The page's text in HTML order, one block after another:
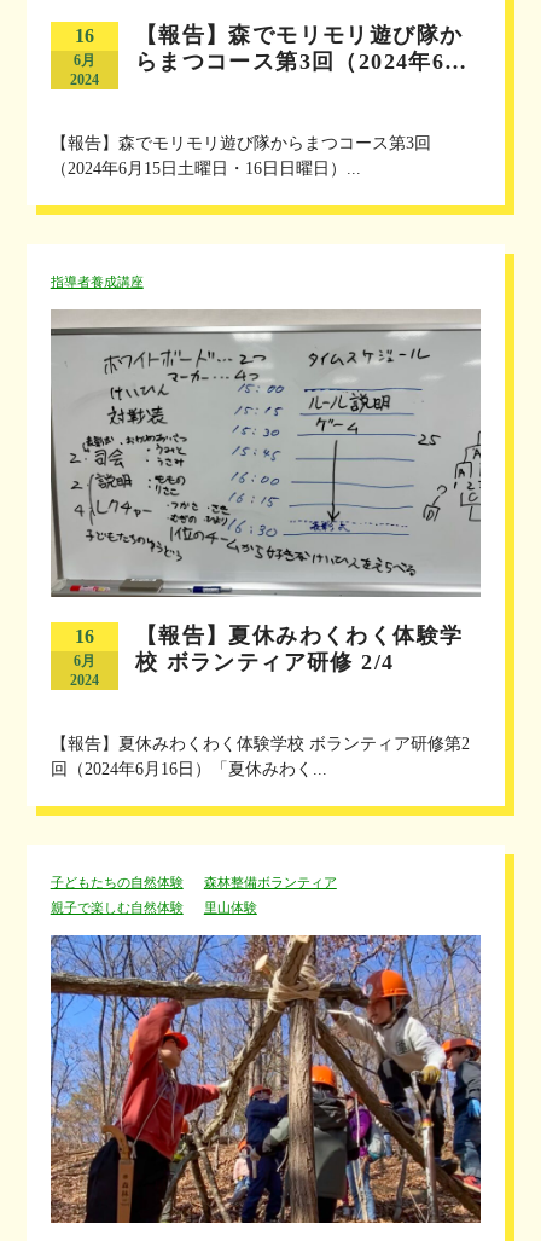
16
6月
2024
【報告】森でモリモリ遊び隊か
らまつコース第3回（2024年6…
【報告】森でモリモリ遊び隊からまつコース第3回
（2024年6月15日土曜日・16日日曜日）...
指導者養成講座
16
6月
2024
【報告】夏休みわくわく体験学
校 ボランティア研修 2/4
【報告】夏休みわくわく体験学校 ボランティア研修第2
回（2024年6月16日）「夏休みわく...
子どもたちの自然体験
森林整備ボランティア
親子で楽しむ自然体験
里山体験